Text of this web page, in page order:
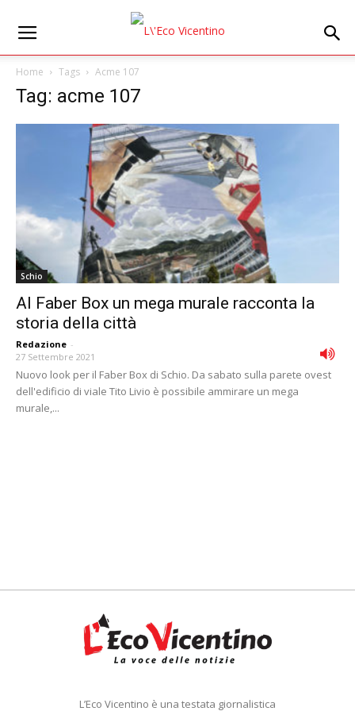
Home Tags Acme 107
Tag: acme 107
Schio
Al Faber Box un mega murale racconta la
storia della città
Redazione -
27 Settembre 2021
Nuovo look per il Faber Box di Schio. Da sabato sulla parete ovest
dell'edificio di viale Tito Livio è possibile ammirare un mega
murale,...
L’Eco Vicentino è una testata giornalistica